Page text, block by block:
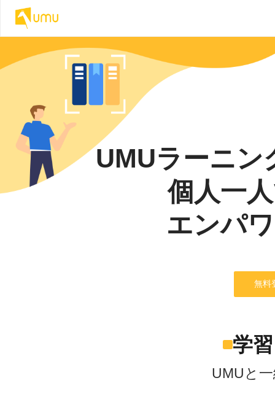
UMUラーニン
個人一
エンパ
無料
学
UMUと